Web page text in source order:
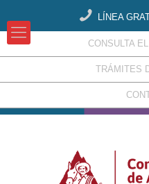
LÍNEA
CONSULTA
TRÁMITES